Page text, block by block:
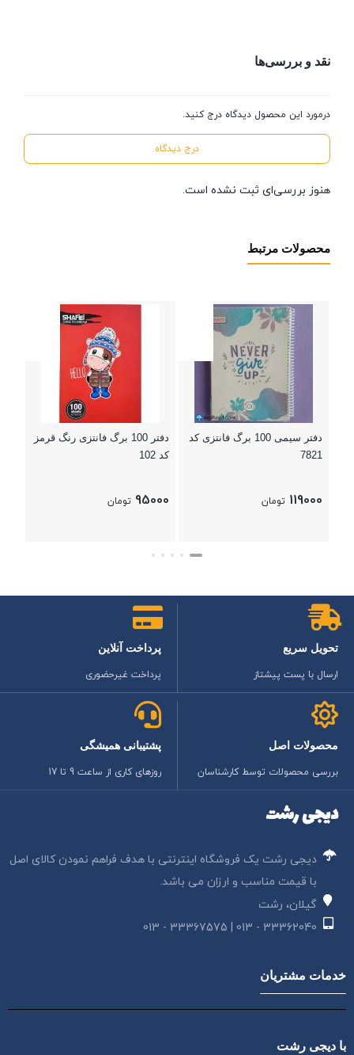
نقد و بررسی‌ها
درمورد این محصول دیدگاه درج کنید.
درج دیدگاه
هنوز بررسی‌ای ثبت نشده است.
محصولات مرتبط
دفتر سیمی 100 برگ فانتزی کد
7821
119000 تومان
دفتر 100 برگ فانتزی رنگ قرمز
کد 102
95000 تومان
بستن
تحویل سریع
ارسال با پست پیشتاز
پرداخت آنلاین
پرداخت غیرحضوری
محصولات اصل
بررسی محصولات توسط کارشناسان
پشتیبانی همیشگی
روزهای کاری از ساعت 9 تا 17
دیجی رشت
دیجی رشت یک فروشگاه اینترنتی با هدف فراهم نمودن کالای اصل
با قیمت مناسب و ارزان می باشد.
گیلان، رشت
33362040 - 013 | 33367575 - 013
خدمات مشتریان
با دیجی رشت